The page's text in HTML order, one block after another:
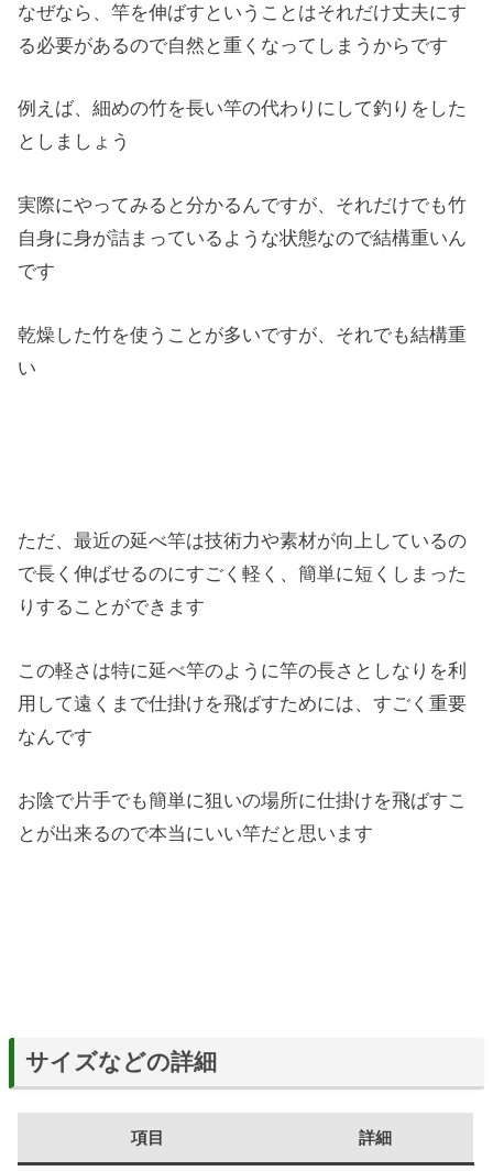
なぜなら、竿を伸ばすということはそれだけ丈夫にす
る必要があるので自然と重くなってしまうからです
例えば、細めの竹を長い竿の代わりにして釣りをした
としましょう
実際にやってみると分かるんですが、それだけでも竹
自身に身が詰まっているような状態なので結構重いん
です
乾燥した竹を使うことが多いですが、それでも結構重
い
ただ、最近の延べ竿は技術力や素材が向上しているの
で長く伸ばせるのにすごく軽く、簡単に短くしまった
りすることができます
この軽さは特に延べ竿のように竿の長さとしなりを利
用して遠くまで仕掛けを飛ばすためには、すごく重要
なんです
お陰で片手でも簡単に狙いの場所に仕掛けを飛ばすこ
とが出来るので本当にいい竿だと思います
サイズなどの詳細
項目 詳細